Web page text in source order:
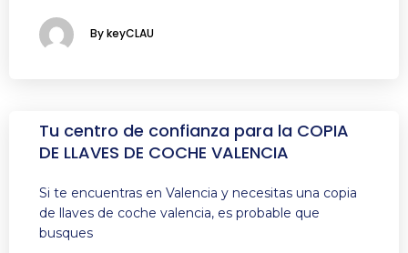
By keyCLAU
Tu centro de confianza para la COPIA
DE LLAVES DE COCHE VALENCIA
Si te encuentras en Valencia y necesitas una copia
de llaves de coche valencia, es probable que
busques